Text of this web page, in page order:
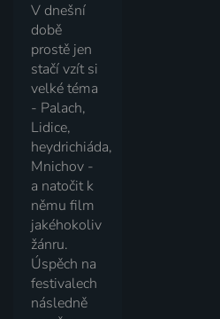
V dnešní
době
prostě jen
stačí vzít si
velké téma
- Palach,
Lidice,
heydrichiáda,
Mnichov -
a natočit k
němu film
jakéhokoliv
žánru.
Úspěch na
festivalech
následně